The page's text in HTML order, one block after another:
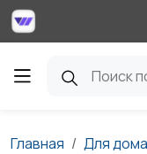
Главная Для